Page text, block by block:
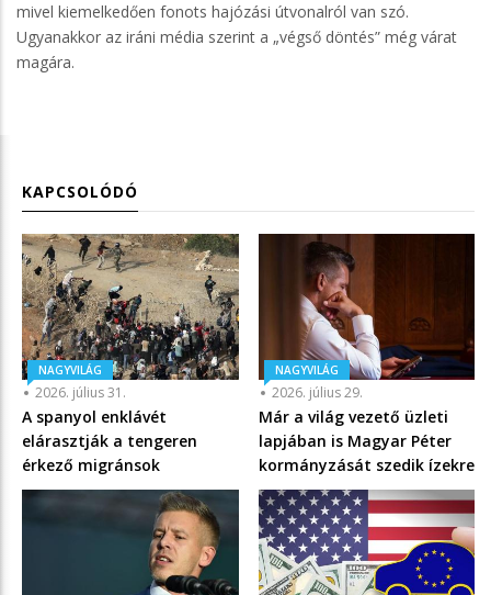
mivel kiemelkedően fonots hajózási útvonalról van szó.
Ugyanakkor az iráni média szerint a „végső döntés” még várat
magára.
KAPCSOLÓDÓ
NAGYVILÁG
2026. július 31.
A spanyol enklávét
elárasztják a tengeren
érkező migránsok
NAGYVILÁG
2026. július 29.
Már a világ vezető üzleti
lapjában is Magyar Péter
kormányzását szedik ízekre